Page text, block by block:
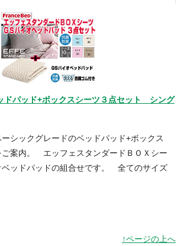
パッド+ボックスシーツ３点セット シング
シックグレードのベッドパッド+ボックス
ご案内。 エッフェスタンダードＢＯＸシー
ベッドパッドの組合せです。 全てのサイズ
↑ページの上へ